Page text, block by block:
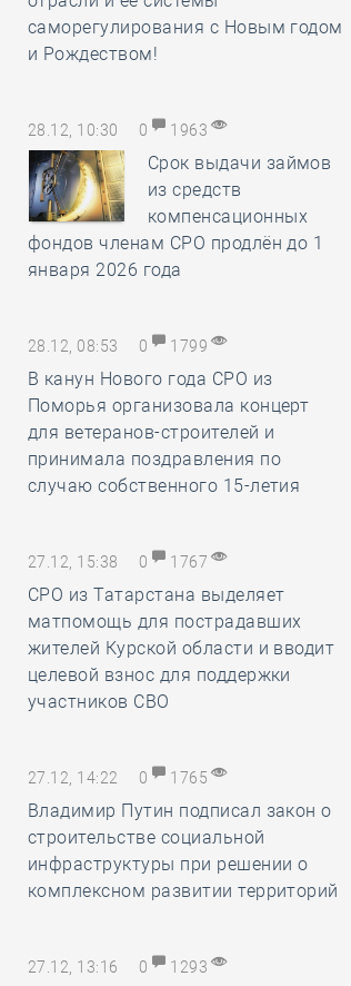
саморегулирования с Новым годом
и Рождеством!
28.12, 10:30 0 1963
Срок выдачи займов
из средств
компенсационных
фондов членам СРО продлён до 1
января 2026 года
28.12, 08:53 0 1799
В канун Нового года СРО из
Поморья организовала концерт
для ветеранов-строителей и
принимала поздравления по
случаю собственного 15-летия
27.12, 15:38 0 1767
СРО из Татарстана выделяет
матпомощь для пострадавших
жителей Курской области и вводит
целевой взнос для поддержки
участников СВО
27.12, 14:22 0 1765
Владимир Путин подписал закон о
строительстве социальной
инфраструктуры при решении о
комплексном развитии территорий
27.12, 13:16 0 1293